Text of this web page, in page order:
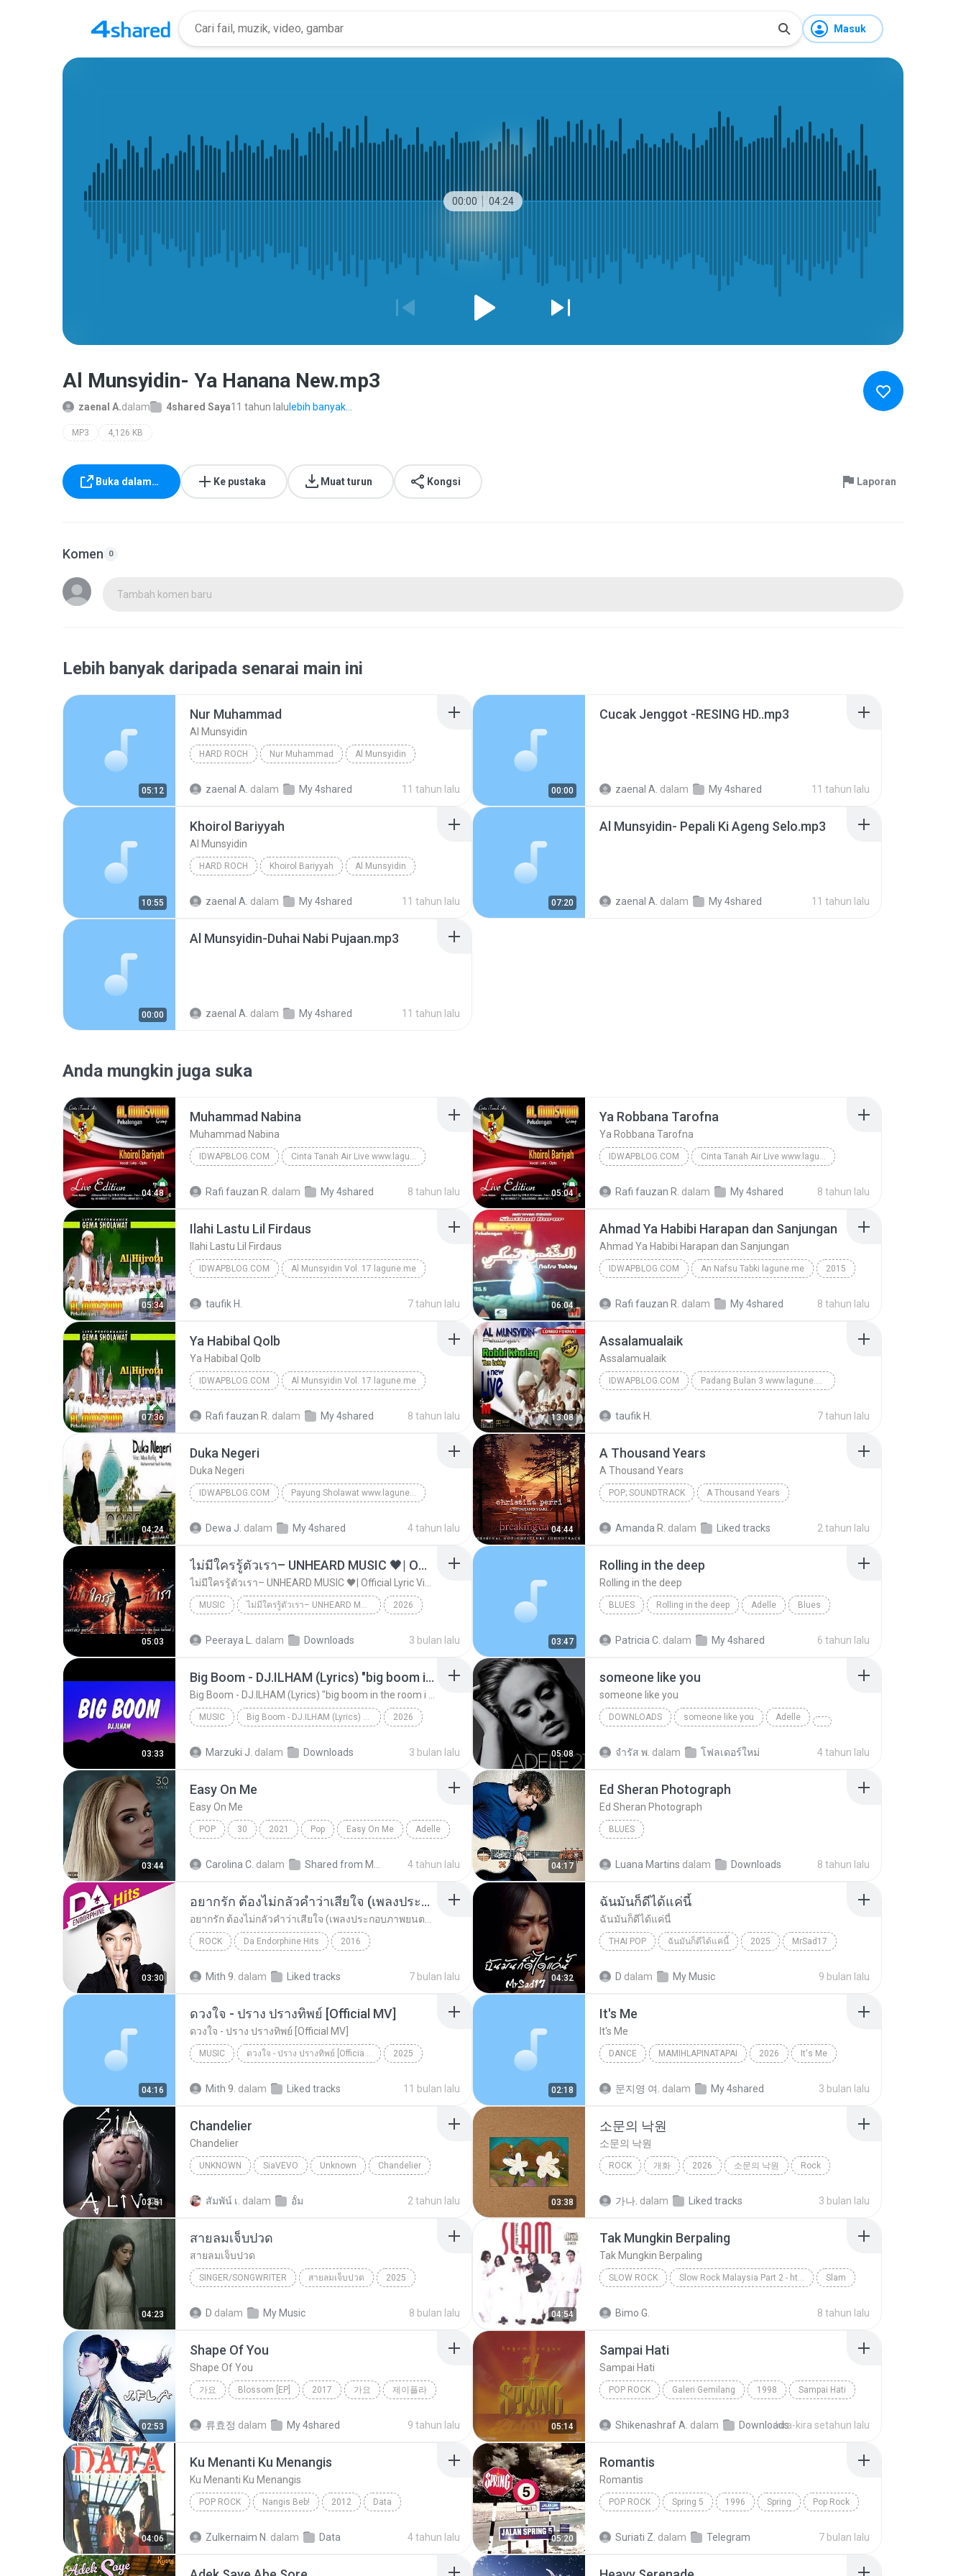
Masuk
00:00 04:24
Al Munsyidin- Ya Hanana New.mp3
zaenal A.dalam 4shared Saya11 tahun lalu lebih banyak...
MP3 4,126 KB
Buka dalam… Ke pustaka Muat turun Kongsi Laporan
Komen 0
Tambah komen baru
Lebih banyak daripada senarai main ini
05:12
Nur Muhammad
Al Munsyidin
HARD ROCH Nur Muhammad Al Munsyidin
zaenal A. dalam My 4shared 11 tahun lalu 00:00
Cucak Jenggot -RESING HD..mp3
zaenal A. dalam My 4shared 11 tahun lalu
10:55
Khoirol Bariyyah
Al Munsyidin
HARD ROCH Khoirol Bariyyah Al Munsyidin
zaenal A. dalam My 4shared 11 tahun lalu 07:20
Al Munsyidin- Pepali Ki Ageng Selo.mp3
zaenal A. dalam My 4shared 11 tahun lalu
00:00
Al Munsyidin-Duhai Nabi Pujaan.mp3
zaenal A. dalam My 4shared 11 tahun lalu
Anda mungkin juga suka
04:48
Muhammad Nabina
Muhammad Nabina
IDWAPBLOG.COM Cinta Tanah Air Live www.lagune.me
Rafi fauzan R. dalam My 4shared 8 tahun lalu 05:04
Ya Robbana Tarofna
Ya Robbana Tarofna
IDWAPBLOG.COM Cinta Tanah Air Live www.lagune.me
Rafi fauzan R. dalam My 4shared 8 tahun lalu
05:34
Ilahi Lastu Lil Firdaus
Ilahi Lastu Lil Firdaus
IDWAPBLOG.COM Al Munsyidin Vol. 17 lagune.me
taufik H. 7 tahun lalu 06:04
Ahmad Ya Habibi Harapan dan Sanjungan
Ahmad Ya Habibi Harapan dan Sanjungan
IDWAPBLOG.COM An Nafsu Tabki lagune.me 2015
Rafi fauzan R. dalam My 4shared 8 tahun lalu
07:36
Ya Habibal Qolb
Ya Habibal Qolb
IDWAPBLOG.COM Al Munsyidin Vol. 17 lagune.me
Rafi fauzan R. dalam My 4shared 8 tahun lalu 13:08
Assalamualaik
Assalamualaik
IDWAPBLOG.COM Padang Bulan 3 www.lagune.me
taufik H. 7 tahun lalu
04:24
Duka Negeri
Duka Negeri
IDWAPBLOG.COM Payung Sholawat www.lagune.me
Dewa J. dalam My 4shared 4 tahun lalu 04:44
A Thousand Years
A Thousand Years
POP; SOUNDTRACK A Thousand Years
Amanda R. dalam Liked tracks 2 tahun lalu
05:03
ไม่มีใครรู้ตัวเรา– UNHEARD MUSIC 🖤| Official Lyric Video | เพลงสู้ชีวิต
MUSIC ไม่มีใครรู้ตัวเรา– UNHEARD MUSIC 🖤| Official Lyric Video | เพลงสู้ชีวิต 2026
Peeraya L. dalam Downloads 3 bulan lalu 03:47
Rolling in the deep
Rolling in the deep
BLUES Rolling in the deep Adelle Blues
Patricia C. dalam My 4shared 6 tahun lalu
03:33
Big Boom - DJ.ILHAM (Lyrics) "big boom in the room i go kaboom"
MUSIC Big Boom - DJ.ILHAM (Lyrics) "big boom in the room i go kaboom" 2026
Marzuki J. dalam Downloads 3 bulan lalu 05:08
someone like you
someone like you
DOWNLOADS someone like you Adelle
จํารัส พ. dalam โฟลเดอร์ใหม่ 4 tahun lalu
03:44
Easy On Me
Easy On Me
POP 30 2021 Pop Easy On Me Adelle
Carolina C. dalam 4 tahun lalu 04:17
Ed Sheran Photograph
Ed Sheran Photograph
BLUES
Luana Martins dalam Downloads 8 tahun lalu
03:30
อยากรัก ต้องไม่กลัวคำว่าเสียใจ (เพลงประกอบภาพยนตร์ รัก 7 ปี ดี 7 หน)
ROCK Da Endorphine Hits 2016
Mith 9. dalam Liked tracks 7 bulan lalu 04:32
ฉันมันก็ดีได้แค่นี้
ฉันมันก็ดีได้แค่นี้
THAI POP ฉันมันก็ดีได้แค่นี้ 2025 MrSad17
D dalam My Music 9 bulan lalu
04:16
ดวงใจ - ปราง ปรางทิพย์ [Official MV]
ดวงใจ - ปราง ปรางทิพย์ [Official MV]
MUSIC ดวงใจ - ปราง ปรางทิพย์ [Official MV] 2025
Mith 9. dalam Liked tracks 11 bulan lalu 02:18
It′s Me
It′s Me
DANCE MAMIHLAPINATAPAI 2026 It′s Me
문지영 여. dalam My 4shared 3 bulan lalu
03:51
Chandelier
Chandelier
UNKNOWN SiaVEVO Unknown Chandelier
สัมพัน์ เ. dalam อั้ม 2 tahun lalu 03:38
소문의 낙원
소문의 낙원
ROCK 개화 2026 소문의 낙원 Rock
가나. dalam Liked tracks 3 bulan lalu
04:23
สายลมเจ็บปวด
สายลมเจ็บปวด
SINGER/SONGWRITER สายลมเจ็บปวด 2025
D dalam My Music 8 bulan lalu 04:54
Tak Mungkin Berpaling
Tak Mungkin Berpaling
SLOW ROCK Slow Rock Malaysia Part 2 - http://idws.in/310179 Slam
Bimo G. 8 tahun lalu
02:53
Shape Of You
Shape Of You
가요 Blossom [EP] 2017 가요 제이플라
류효정 dalam My 4shared 9 tahun lalu 05:14
Sampai Hati
Sampai Hati
POP ROCK Galeri Gemilang 1998 Sampai Hati
Shikenashraf A. dalam Downloadskira-kira setahun lalu
04:06
Ku Menanti Ku Menangis
Ku Menanti Ku Menangis
POP ROCK Nangis Beb! 2012 Data
Zulkernaim N. dalam Data 4 tahun lalu 05:20
Romantis
Romantis
POP ROCK Spring 5 1996 Spring Pop Rock
Suriati Z. dalam Telegram 7 bulan lalu